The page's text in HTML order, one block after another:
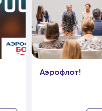
Аэрофлот!